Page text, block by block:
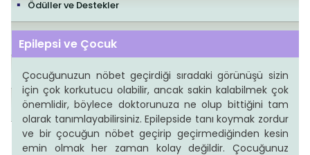
Ödüller ve Destekler
İletişim
Yayıncılık Politikaları
Editorial Policies
Epilepsi ve Çocuk
Çocuğunuzun nöbet geçirdiği sıradaki görünüşü sizin
için çok korkutucu olabilir, ancak sakin kalabilmek çok
önemlidir, böylece doktorunuza ne olup bittiğini tam
olarak tanımlayabilirsiniz. Epilepside tanı koymak zordur
ve bir çocuğun nöbet geçirip geçirmediğinden kesin
emin olmak her zaman kolay değildir. Çocuğunuz